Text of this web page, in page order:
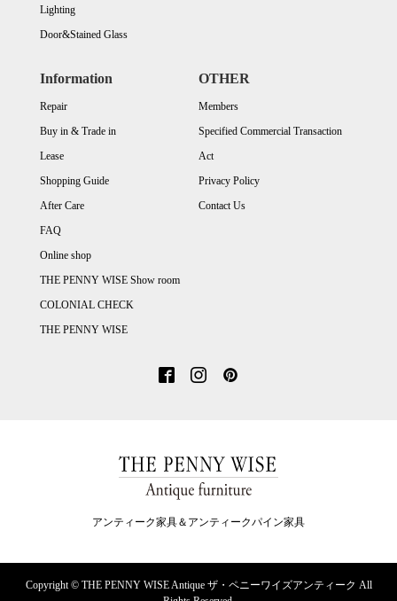
Lighting
Door&Stained Glass
Information
Repair
Buy in & Trade in
Lease
Shopping Guide
After Care
FAQ
Online shop
THE PENNY WISE Show room
COLONIAL CHECK
THE PENNY WISE
OTHER
Members
Specified Commercial Transaction
Act
Privacy Policy
Contact Us
アンティーク家具＆アンティークパイン家具
Copyright ©THE PENNY WISE Antique ザ・ペニーワイズアンティーク All